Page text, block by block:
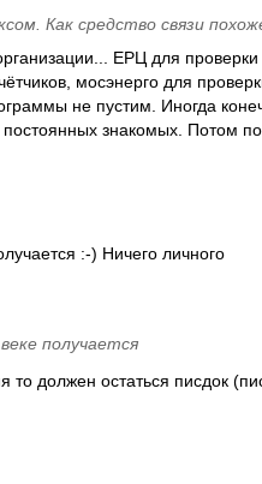
Как средство связи
ЕРЦ для
мосэнерго для
не пустим. Иногда
знакомых. Потом
:-) Ничего личного
получается
то должен остаться писдок